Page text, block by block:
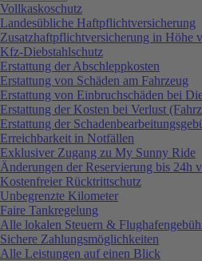
Vollkaskoschutz
Landesübliche Haftpflichtversicherung
Zusatzhaftpflichtversicherung in Höhe
Kfz-Diebstahlschutz
Erstattung der Abschleppkosten
Erstattung von Schäden am Fahrzeug
Erstattung von Einbruchschäden bei
Erstattung der Kosten bei Verlust
Erstattung der
Erreichbarkeit in Notfällen
Exklusiver Zugang zu My Sunny Ride
Änderungen der Reservierung bis 24h
Kostenfreier Rücktrittschutz
Unbegrenzte Kilometer
Faire Tankregelung
Alle lokalen Steuern &
Sichere Zahlungsmöglichkeiten
Alle Leistungen auf einen Blick